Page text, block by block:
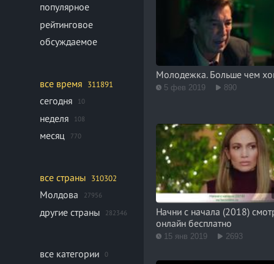
популярное
рейтинговое
обсуждаемое
все время 311891
сегодня 10
неделя 108
месяц 770
все страны 310302
Молдова 27956
другие страны 282346
все категории 0
Молодежка. Больше чем
5 фев 2019 890
Начни с начала (2018)
онлайн бесплатно
15 янв 2019 2693